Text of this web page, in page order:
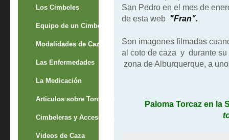
Los Cimbeles
Equipo de un Cimbelero
Modalidades de Caza
Las Enfermedades
La Medicación
Articulos sobre Torcaces
Cimbeleras y Accesorios
Videos de Caza
San Pedro en el mes de
de esta web "Fran".
Son imagenes filmadas
al coto de caza y durante su
zona de Alburquerque, a
Paloma Torcaz en la